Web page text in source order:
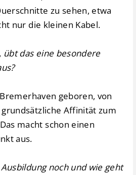
zu sehen, etwa
nur die kleinen Kabel.
übt das eine besondere
geboren, von
Affinität zum
macht schon einen
aus.
noch und wie geht